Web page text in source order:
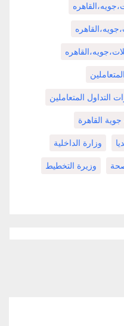
المتعاملين
القاهرة
وزارة الداخلية
وزيرة التخطيط